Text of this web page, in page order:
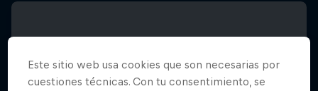
Este sitio web usa cookies que son necesarias por
cuestiones técnicas. Con tu consentimiento, se